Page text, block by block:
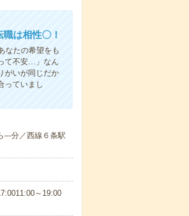
は相性〇！
なたの希望をも
て不安…」なん
がいが同じだか
っていまし
---分／西線６条駅
～19:00